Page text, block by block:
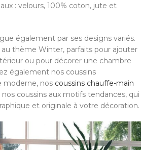
: velours, 100% coton, jute et
également par ses designs variés.
thème Winter, parfaits pour ajouter
ou pour décorer une chambre
également nos coussins
moderne, nos coussins chauffe-main
coussins aux motifs tendances, qui
et originale à votre décoration.